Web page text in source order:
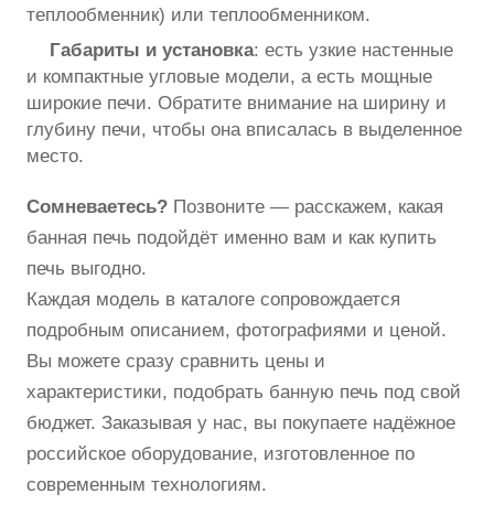
теплообменник) или теплообменником.
Габариты и установка: есть узкие настенные
и компактные угловые модели, а есть мощные
широкие печи. Обратите внимание на ширину и
глубину печи, чтобы она вписалась в выделенное
место.
Сомневаетесь? Позвоните — расскажем, какая
банная печь подойдёт именно вам и как купить
печь выгодно.
Каждая модель в каталоге сопровождается
подробным описанием, фотографиями и ценой.
Вы можете сразу сравнить цены и
характеристики, подобрать банную печь под свой
бюджет. Заказывая у нас, вы покупаете надёжное
российское оборудование, изготовленное по
современным технологиям.